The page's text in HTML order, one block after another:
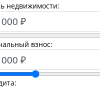
недвижимости:
взнос: